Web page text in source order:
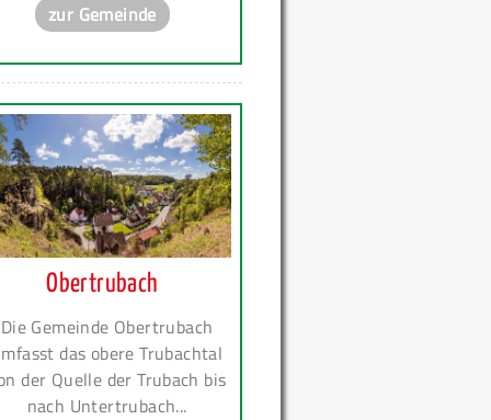
zur Gemeinde
Obertrubach
Die Gemeinde Obertrubach
das obere Trubachtal
der Quelle der Trubach bis
nach Untertrubach...